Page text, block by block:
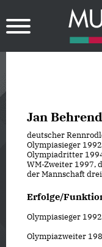
Jan
deutscher
Olympiasieger
Olympiadritter
WM-Zweiter 1997,
der Mannschaft
Erfolge/
Olympiasieger 1992
Olympiazweiter